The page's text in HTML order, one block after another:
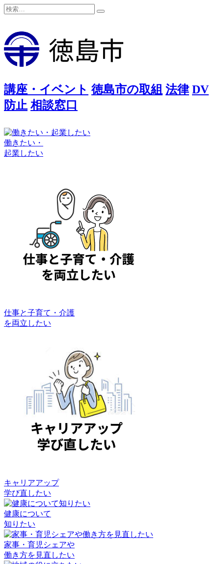
検
検
講座・イベント 徳島市の取組 法律 DV
防止 相談窓口
働きたい・
起業したい
仕事と子育て・介護
を両立したい
キャリアアップ
学び直したい
健康について
知りたい
家事・育児シェアや
働き方を見直したい